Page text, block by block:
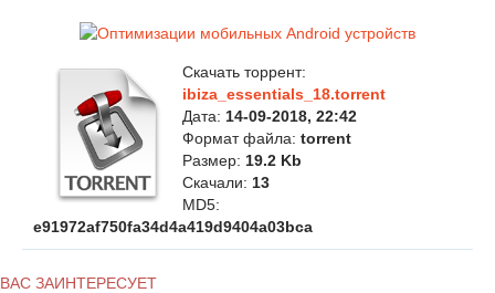
Скачать торрент:
ibiza_essentials_18.torrent
Дата: 14-09-2018, 22:42
Формат файла: torrent
Размер: 19.2 Kb
Скачали: 13
MD5:
e91972af750fa34d4a419d9404a03bca
ВАС ЗАИНТЕРЕСУЕТ